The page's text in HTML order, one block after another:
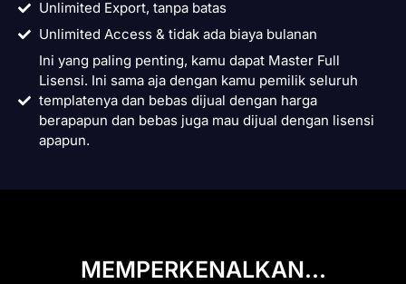
Unlimited Export, tanpa batas
Unlimited Access & tidak ada biaya bulanan
Ini yang paling penting, kamu dapat Master Full
Lisensi. Ini sama aja dengan kamu pemilik seluruh
templatenya dan bebas dijual dengan harga
berapapun dan bebas juga mau dijual dengan lisensi
apapun.
MEMPERKENALKAN...